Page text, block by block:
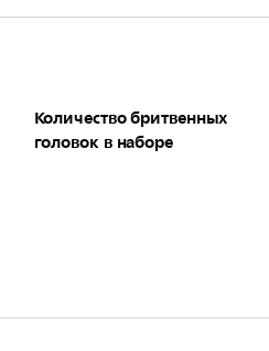
Количество бритвенных
головок в наборе